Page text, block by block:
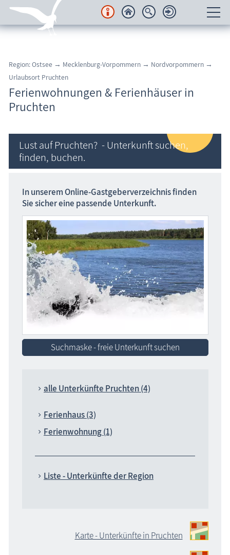
Regionales
Urlaubsorte
Freizeit
Wissenswertes
Veranstaltungen
Blog
Region: Ostsee → Mecklenburg-Vorpommern → Nordvorpommern →
Urlaubsort Pruchten
Ferienwohnungen & Ferienhäuser in
Pruchten
Lust auf Pruchten? - Unterkunft suchen,
finden, buchen.
In unserem Online-Gastgeber­verzeichnis finden
Sie sicher eine passende Unterkunft.
Suchmaske - freie Unterkunft suchen
alle Unterkünfte Pruchten (4)
Ferienhaus (3)
Ferienwohnung (1)
Liste - Unterkünfte der Region
Karte - Unterkünfte in Pruchten